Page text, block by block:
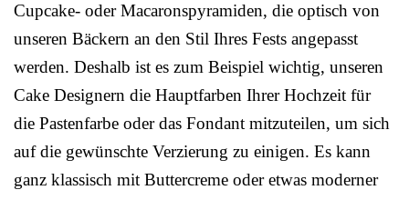
Cupcake- oder Macaronspyramiden, die optisch von
unseren Bäckern an den Stil Ihres Fests angepasst
werden. Deshalb ist es zum Beispiel wichtig, unseren
Cake Designern die Hauptfarben Ihrer Hochzeit für
die Pastenfarbe oder das Fondant mitzuteilen, um sich
auf die gewünschte Verzierung zu einigen. Es kann
ganz klassisch mit Buttercreme oder etwas moderner